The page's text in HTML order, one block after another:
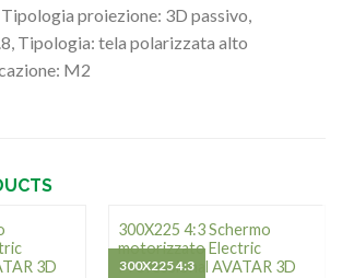
proiezione: 3D passivo,
Tipologia: tela polarizzata alto
M2
3D
300X225 4:3 Schermo
motorizzato Electric
Professional AVATAR 3D
300X225 4:3